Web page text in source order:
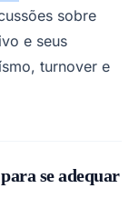
sobre
e seus
turnover e
se adequar